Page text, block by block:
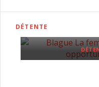
DÉTENTE
Blague La femme